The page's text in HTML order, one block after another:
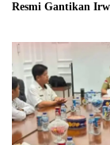
Resmi Gantikan